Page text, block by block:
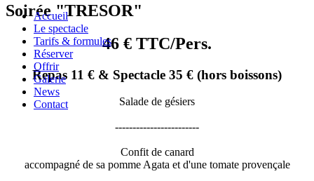
Accueil
Le spectacle
Tarifs & formules
Réserver
Offrir
Galerie
News
Contact
Soirée "TRESOR"
46 € TTC/Pers.
Repas 11 € & Spectacle 35 € (hors boissons)
Salade de gésiers
------------------------
Confit de canard
accompagné de sa pomme Agata et d'une tomate provençale